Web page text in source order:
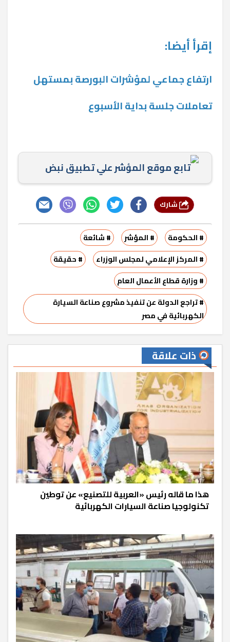
إقرأ أيضا:
ارتفاع جماعي لمؤشرات البورصة بمستهل
تعاملات جلسة بداية الأسبوع
تابع موقع المؤشر علي تطبيق نبض
# الحكومة # المؤشر
# شائعة
# المركز الإعلامي لمجلس الوزراء
# حقيقة
# وزارة قطاع الأعمال العام
# تراجع الدولة عن تنفيذ مشروع صناعة السيارة
الكهربائية في مصر
ذات علاقة
هذا ما قاله رئيس «العربية للتصنيع» عن توطين
تكنولوجيا صناعة السيارات الكهربائية